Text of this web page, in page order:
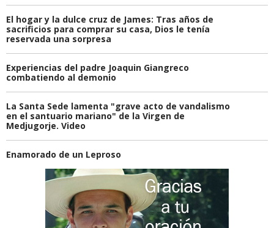
El hogar y la dulce cruz de James: Tras años de
sacrificios para comprar su casa, Dios le tenía
reservada una sorpresa
Experiencias del padre Joaquin Giangreco
combatiendo al demonio
La Santa Sede lamenta "grave acto de vandalismo
en el santuario mariano" de la Virgen de
Medjugorje. Video
Enamorado de un Leproso